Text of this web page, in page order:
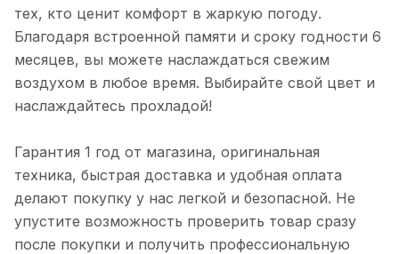
тех, кто ценит комфорт в жаркую погоду.
Благодаря встроенной памяти и сроку годности 6
месяцев, вы можете наслаждаться свежим
воздухом в любое время. Выбирайте свой цвет и
наслаждайтесь прохладой!
Гарантия 1 год от магазина, оригинальная
техника, быстрая доставка и удобная оплата
делают покупку у нас легкой и безопасной. Не
упустите возможность проверить товар сразу
после покупки и получить профессиональную